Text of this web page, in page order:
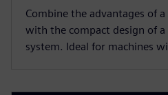
Combine the advantages of a
with the compact design of a
system. Ideal for machines